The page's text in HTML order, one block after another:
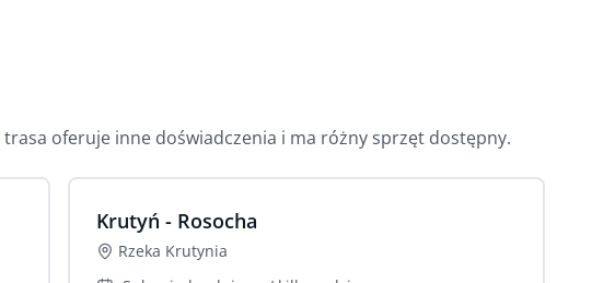
oferuje inne doświadczenia i ma różny sprzęt dostępny.
Krutyń - Rosocha
Rzeka Krutynia